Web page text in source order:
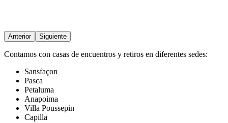
Anterior Siguiente
Contamos con casas de encuentros y retiros en diferentes sedes:
Sansfaçon
Pasca
Petaluma
Anapoima
Villa Poussepin
Capilla